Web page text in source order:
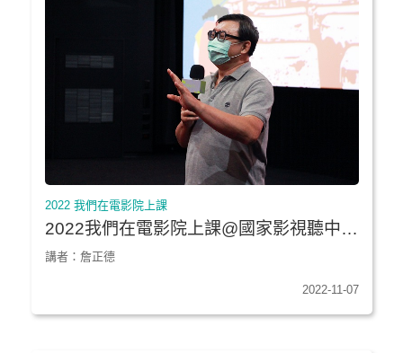
2022 我們在電影院上課
2022我們在電影院上課@國家影視聽中心
★《青少年哪吒》｜中國科技大學
講者：詹正德
2022-11-07